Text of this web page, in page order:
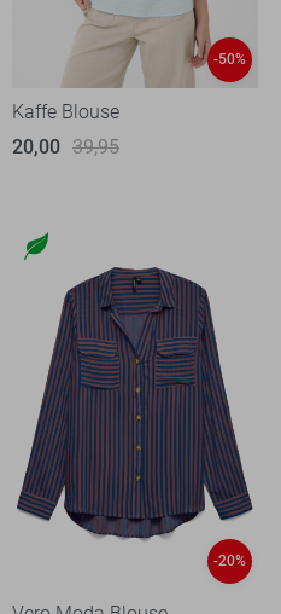
-50%
Kaffe Blouse
20,00 39,95
-20%